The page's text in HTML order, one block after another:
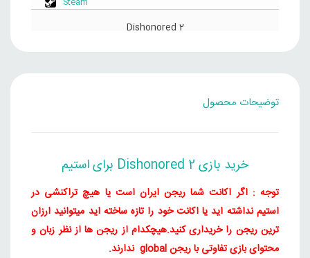
بود.
است.
Dishonored 2
Steam
هند
Dishonored 2
3,254,000
اصلی
660,000تومانفعلی
توضیحات محصول
خرید بازی Dishonored 2 برای استیم
توجه : اگر اکانت شما ریجن ایران است یا هیچ تراکنشی در
استیم نداشته اید یا اکانت خود را تازه ساخته اید میتوانید ارزان
ترین ریجن را خریداری کنید.هیچکدام از ریجن ها از نظر زبان و
محتوای بازی تفاوتی با ریجن global ندارند.